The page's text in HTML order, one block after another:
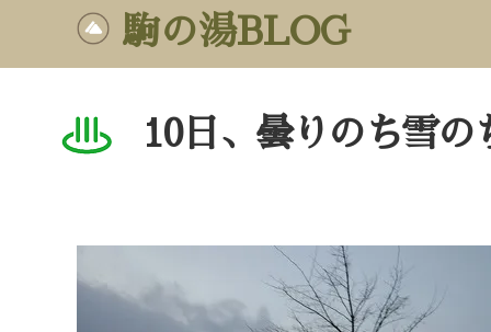
駒の湯BLOG
10日、曇りのち雪